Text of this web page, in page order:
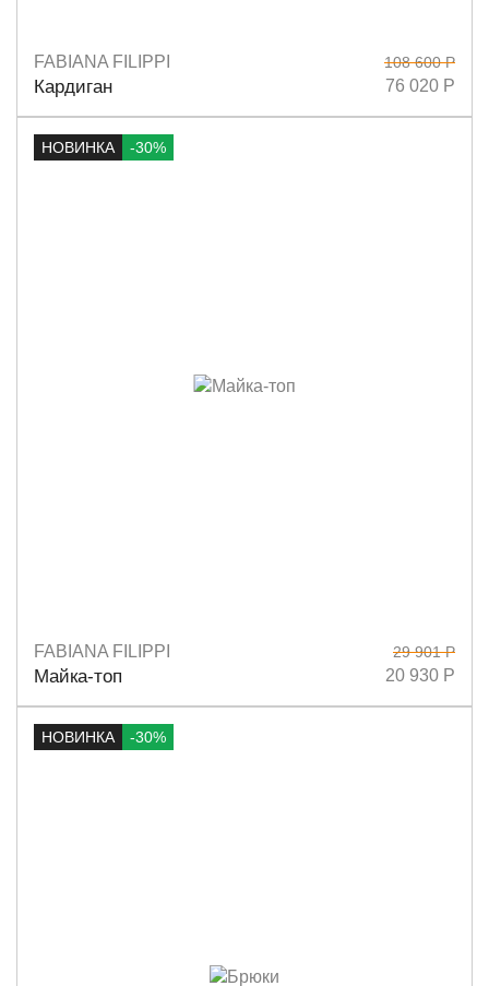
Размеры
FABIANA FILIPPI
Кардиган
108 600 Р
76 020 Р
НОВИНКА -30%
Размеры
FABIANA FILIPPI
Майка-топ
29 901 Р
20 930 Р
НОВИНКА -30%